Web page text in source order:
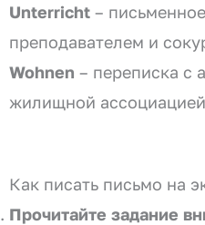
Unterricht–
преподавателем и
Wohnen – переписка с
жилищной
Как писать письмо на
Прочитайте задание